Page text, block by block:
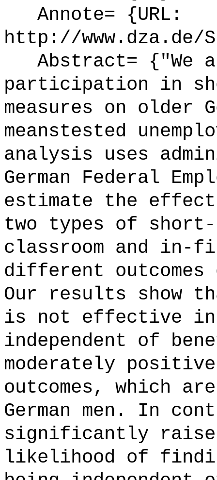
Annote= {URL:
http://www.dza.de/
Abstract= {"We
participation in
measures on older
meanstested
analysis uses
German Federal
estimate the
two types of
classroom and in-
different
Our results show
is not effective in
independent of
moderately
outcomes, which
German men. In
significantly
likelihood of